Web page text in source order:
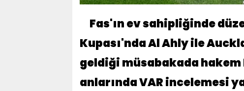
Fas'ın ev sahipliğinde
Kupası'nda Al Ahly ile
geldiği müsabakada hakem
anlarında VAR incelemesi